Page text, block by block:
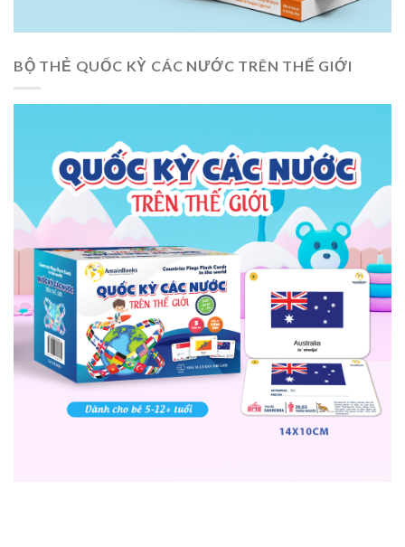
BỘ THẺ QUỐC KỲ CÁC NƯỚC TRÊN THẾ GIỚI